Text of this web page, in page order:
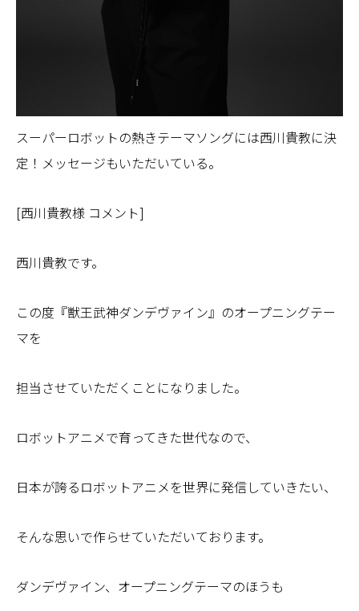
スーパーロボットの熱きテーマソングには西川貴教に決
定！メッセージもいただいている。
[西川貴教様 コメント]
西川貴教です。
この度『獣王武神ダンデヴァイン』のオープニングテー
マを
担当させていただくことになりました。
ロボットアニメで育ってきた世代なので、
日本が誇るロボットアニメを世界に発信していきたい、
そんな思いで作らせていただいております。
ダンデヴァイン、オープニングテーマのほうも